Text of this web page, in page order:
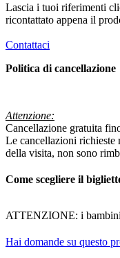
Lascia i tuoi riferimenti
ricontattato appena il
Contattaci
Politica di cancellazione
Attenzione:
Cancellazione gratuita
Le cancellazioni richieste
della visita, non sono
Come scegliere il
ATTENZIONE: i
Hai domande su questo